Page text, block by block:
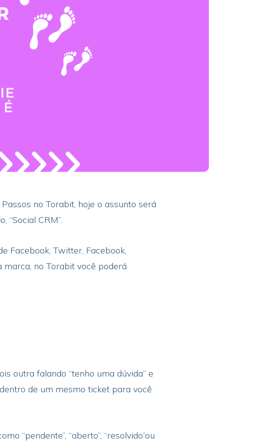
no Torabit, hoje o assunto será
“Social CRM”.
Facebook, Twitter, Facebook,
marca, no Torabit você poderá
outra falando “tenho uma dúvida” e
de um mesmo ticket para você
“pendente”, “aberto”, “resolvido”ou